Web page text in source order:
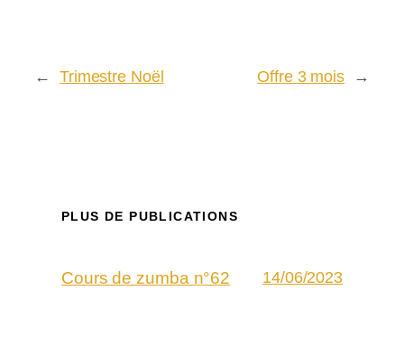
← Trimestre Noël Offre 3 mois →
PLUS DE PUBLICATIONS
Cours de zumba n°62 14/06/2023